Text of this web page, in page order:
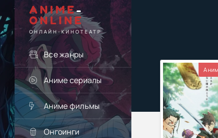
ANIME-
ONLINE
ОНЛАЙН-КИНОТЕАТР
Все жанры
Аниме сериалы
Аниме фильмы
Онгоинги